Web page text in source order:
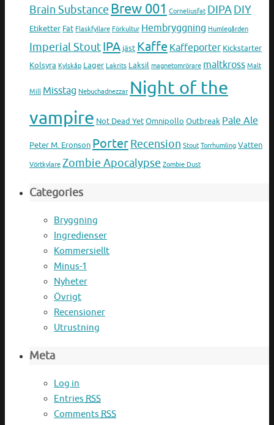
Brain Substance Brew 001 Corneliusfat DIPADIY
Etiketter Fat Flaskfyllare Förkultur Hembryggning Humlegården
Imperial StoutIPAjäst Kaffe Kaffeporter Kickstarter
Kolsyra Kylskåp Lager Lakrits Laksil magnetomrörare maltkross Malt
Mill Misstag Nebuchadnezzar Night of the
vampire Not Dead YetOmnipollo Outbreak Pale Ale
Peter M. Eronson PorterRecension Stout Torrhumling Vatten
Vörtkylare Zombie Apocalypse Zombie Dust
Categories
Bryggning
Ingredienser
Kommersiellt
Minus-1
Nyheter
Övrigt
Recensioner
Utrustning
Meta
Log in
Entries RSS
Comments RSS